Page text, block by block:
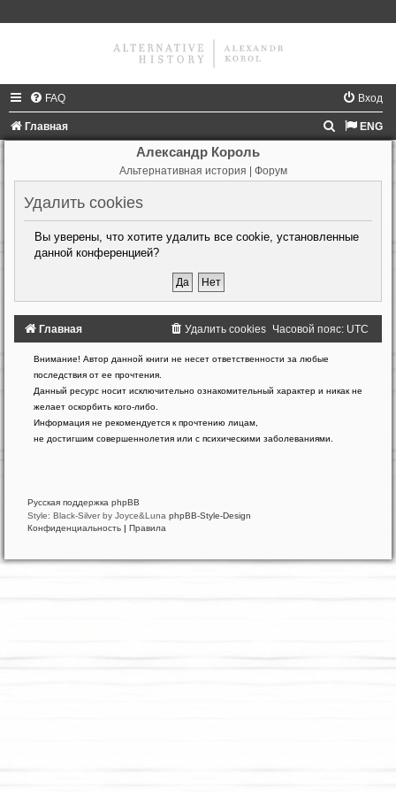
FAQ Вход
Главная ENG
к
Александр Король
Альтернативная история | Форум
Удалить cookies
Вы уверены, что хотите удалить все cookie, установленные
данной конференцией?
Главная Часовой пояс: UTC
Удалить cookies
Внимание! Автор данной книги не несет ответственности за любые
последствия от ее прочтения.
Данный ресурс носит исключительно ознакомительный характер и никак не
желает оскорбить кого-либо.
Информация не рекомендуется к прочтению лицам,
не достигшим совершеннолетия или с психическими заболеваниями.
Создано
на
основе
phpBB®
Forum
Software
Русская поддержка phpBB
Style: Black-Silver by Joyce&Luna phpBB-Style-Design
Конфиденциальность | Правила